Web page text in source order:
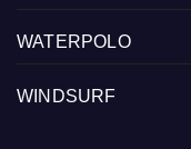
WATERPOLO
WINDSURF